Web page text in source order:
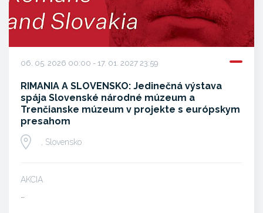
06. 05. 2026 00:00 - 17. 01. 2027 23:59
RIMANIA A SLOVENSKO: Jedinečná výstava
spája Slovenské národné múzeum a
Trenčianske múzeum v projekte s európskym
presahom
, Slovensko
AKCIA